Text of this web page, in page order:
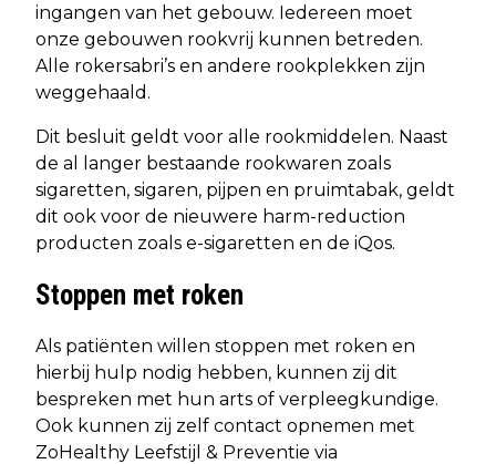
ingangen van het gebouw. Iedereen moet
onze gebouwen rookvrij kunnen betreden.
Alle rokersabri’s en andere rookplekken zijn
weggehaald.
Dit besluit geldt voor alle rookmiddelen. Naast
de al langer bestaande rookwaren zoals
sigaretten, sigaren, pijpen en pruimtabak, geldt
dit ook voor de nieuwere harm-reduction
producten zoals e-sigaretten en de iQos.
Stoppen met roken
Als patiënten willen stoppen met roken en
hierbij hulp nodig hebben, kunnen zij dit
bespreken met hun arts of verpleegkundige.
Ook kunnen zij zelf contact opnemen met
ZoHealthy Leefstijl & Preventie via